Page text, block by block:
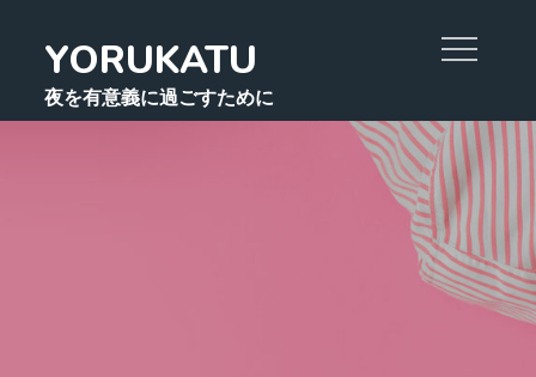
contentYORUKATU
夜を有意義に過ごすために